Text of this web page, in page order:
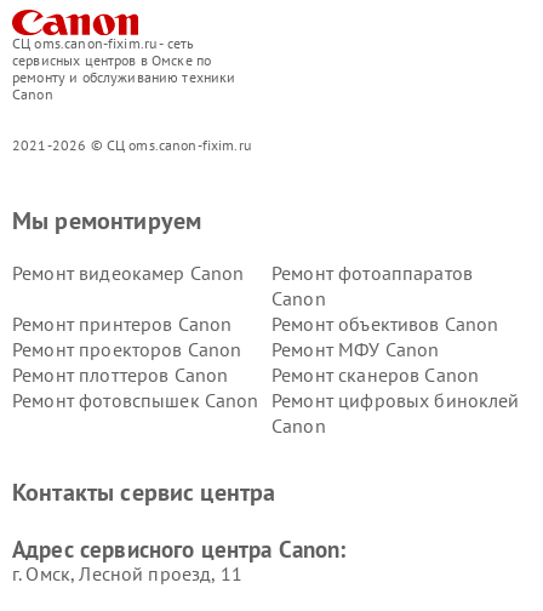
СЦ oms.canon-fixim.ru - сеть
сервисных центров в Омске по
ремонту и обслуживанию техники
Canon
2021-2026 © СЦ oms.canon-fixim.ru
Мы ремонтируем
Ремонт видеокамер Canon
Ремонт фотоаппаратов
Canon
Ремонт принтеров Canon
Ремонт объективов Canon
Ремонт проекторов Canon
Ремонт МФУ Canon
Ремонт плоттеров Canon
Ремонт сканеров Canon
Ремонт фотовспышек Canon
Ремонт цифровых биноклей
Canon
Контакты сервис центра
Адрес сервисного центра Canon:
г. Омск, ​Лесной проезд, 11